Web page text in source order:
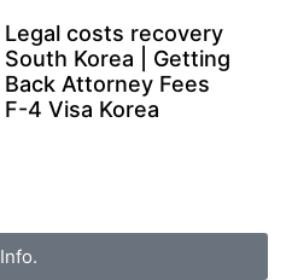
Legal costs recovery
South Korea | Getting
Back Attorney Fees
F-4 Visa Korea
Info.